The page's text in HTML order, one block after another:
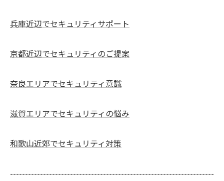
兵庫近辺でセキュリティサポート
京都近辺でセキュリティのご提案
奈良エリアでセキュリティ意識
滋賀エリアでセキュリティの悩み
和歌山近郊でセキュリティ対策
--------------------------------------------------------------------